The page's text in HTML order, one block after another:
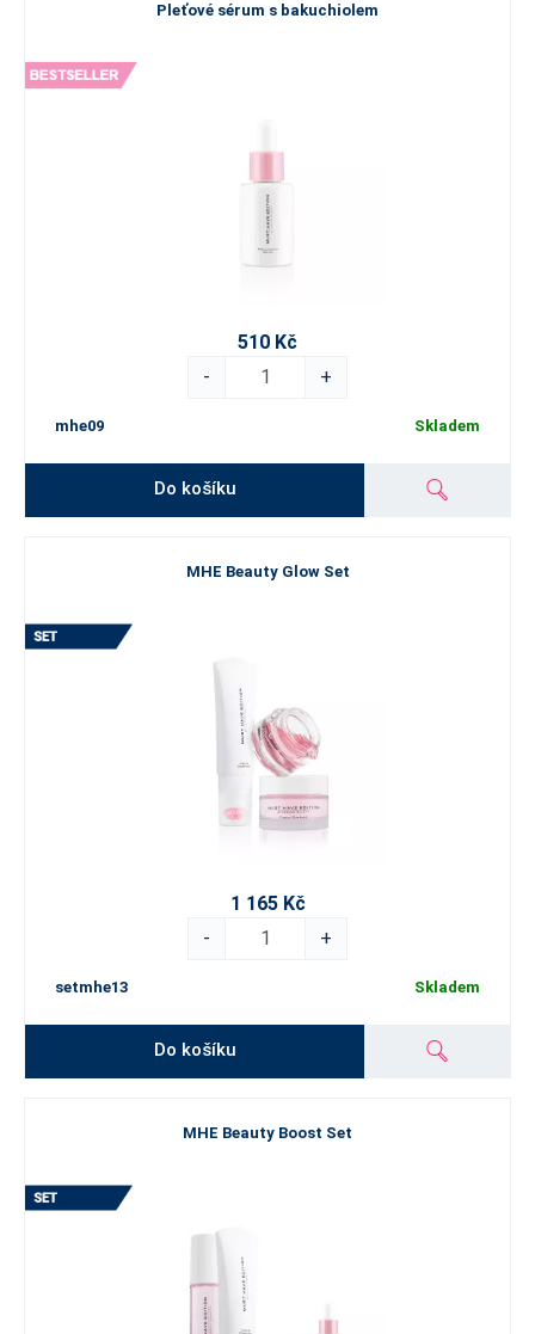
Pleťové sérum s bakuchiolem
510 Kč
-
+
mhe09 Skladem
Do košíku
MHE Beauty Glow Set
1 165 Kč
-
+
setmhe13 Skladem
Do košíku
MHE Beauty Boost Set